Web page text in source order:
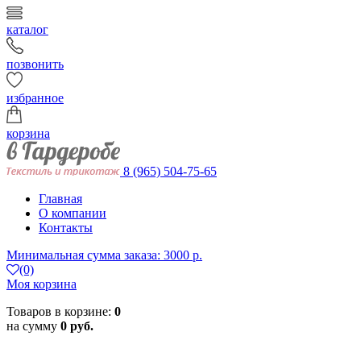
каталог
позвонить
избранное
корзина
8 (965) 504-75-65
Главная
О компании
Контакты
Минимальная сумма заказа: 3000 р.
(0)
Моя корзина
Товаров в корзине: 0
на сумму 0 руб.